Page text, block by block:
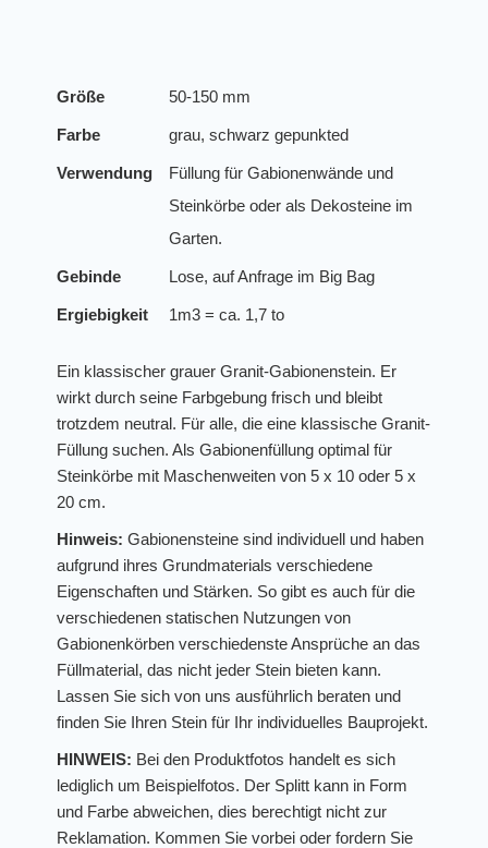
Größe 50-150 mm
Farbe grau, schwarz gepunkted
Verwendung
Füllung für Gabionenwände und
Steinkörbe oder als Dekosteine im
Garten.
Gebinde Lose, auf Anfrage im Big Bag
Ergiebigkeit 1m3 = ca. 1,7 to
Ein klassischer grauer Granit-Gabionenstein. Er
wirkt durch seine Farbgebung frisch und bleibt
trotzdem neutral. Für alle, die eine klassische Granit-
Füllung suchen. Als Gabionenfüllung optimal für
Steinkörbe mit Maschenweiten von 5 x 10 oder 5 x
20 cm.
Hinweis: Gabionensteine sind individuell und haben
aufgrund ihres Grundmaterials verschiedene
Eigenschaften und Stärken. So gibt es auch für die
verschiedenen statischen Nutzungen von
Gabionenkörben verschiedenste Ansprüche an das
Füllmaterial, das nicht jeder Stein bieten kann.
Lassen Sie sich von uns ausführlich beraten und
finden Sie Ihren Stein für Ihr individuelles Bauprojekt.
HINWEIS: Bei den Produktfotos handelt es sich
lediglich um Beispielfotos. Der Splitt kann in Form
und Farbe abweichen, dies berechtigt nicht zur
Reklamation. Kommen Sie vorbei oder fordern Sie